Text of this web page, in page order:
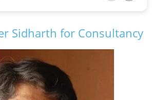
Sidharth for Consultancy